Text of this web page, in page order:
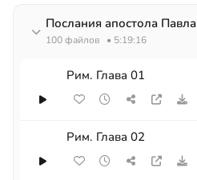
Послания апостола Павла
100 файлов • 5:19:16
Рим. Глава 01
Рим. Глава 02